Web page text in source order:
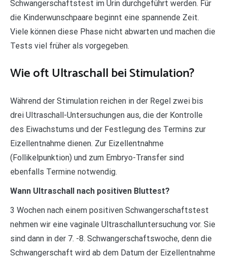
Schwangerschaftstest im Urin durchgeführt werden. Für
die Kinderwunschpaare beginnt eine spannende Zeit.
Viele können diese Phase nicht abwarten und machen die
Tests viel früher als vorgegeben.
Wie oft Ultraschall bei Stimulation?
Während der Stimulation reichen in der Regel zwei bis
drei Ultraschall-Untersuchungen aus, die der Kontrolle
des Eiwachstums und der Festlegung des Termins zur
Eizellentnahme dienen. Zur Eizellentnahme
(Follikelpunktion) und zum Embryo-Transfer sind
ebenfalls Termine notwendig.
Wann Ultraschall nach positiven Bluttest?
3 Wochen nach einem positiven Schwangerschaftstest
nehmen wir eine vaginale Ultraschalluntersuchung vor. Sie
sind dann in der 7. -8. Schwangerschaftswoche, denn die
Schwangerschaft wird ab dem Datum der Eizellentnahme